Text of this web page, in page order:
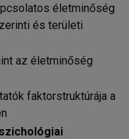
életminőség
és területi
az életminőség
faktorstruktúrája a